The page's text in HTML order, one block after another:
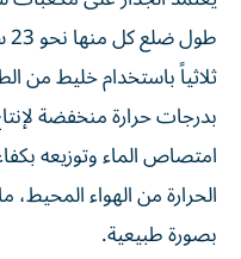
ثلاثياً باستخدام خليط
بدرجات حرارة منخفضة
امتصاص الماء وتوزيعه
الحرارة من الهواء
بصورة طبيعية.